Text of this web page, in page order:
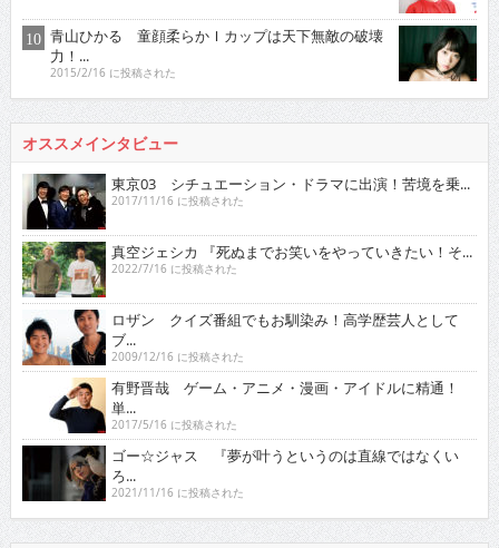
青山ひかる 童顔柔らかＩカップは天下無敵の破壊
力！...
2015/2/16 に投稿された
オススメインタビュー
東京03 シチュエーション・ドラマに出演！苦境を乗...
2017/11/16 に投稿された
真空ジェシカ 『死ぬまでお笑いをやっていきたい！そ...
2022/7/16 に投稿された
ロザン クイズ番組でもお馴染み！高学歴芸人として
ブ...
2009/12/16 に投稿された
有野晋哉 ゲーム・アニメ・漫画・アイドルに精通！
単...
2017/5/16 に投稿された
ゴー☆ジャス 『夢が叶うというのは直線ではなくい
ろ...
2021/11/16 に投稿された